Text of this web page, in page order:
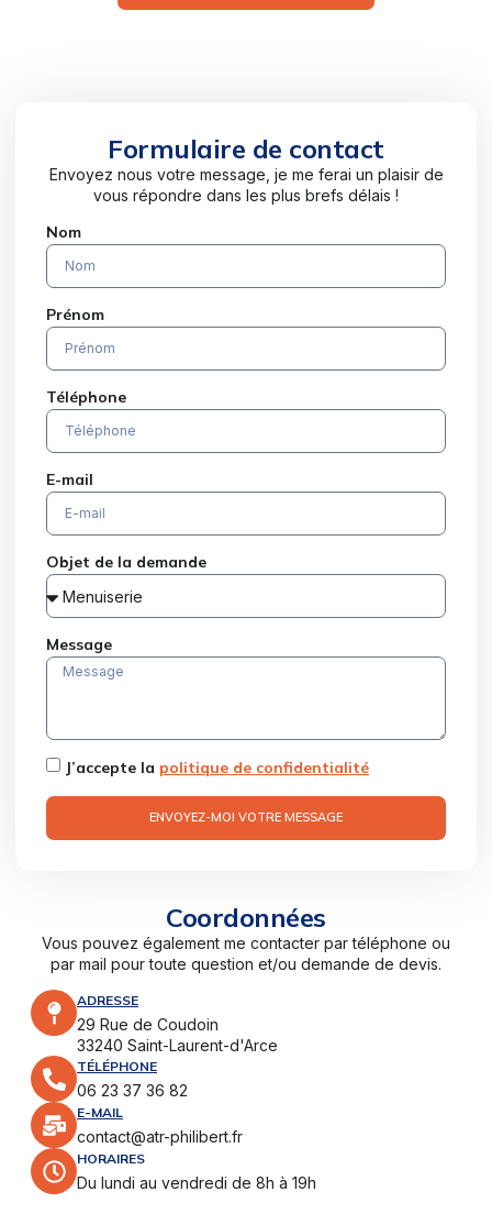
Formulaire de contact
Envoyez nous votre message, je me ferai un plaisir de
vous répondre dans les plus brefs délais !
Nom
Prénom
Téléphone
E-mail
Objet de la demande
Message
J’accepte la politique de confidentialité
ENVOYEZ-MOI VOTRE MESSAGE
Coordonnées
Vous pouvez également me contacter par téléphone ou
par mail pour toute question et/ou demande de devis.
ADRESSE
29 Rue de Coudoin
33240 Saint-Laurent-d'Arce
TÉLÉPHONE
06 23 37 36 82
E-MAIL
contact@atr-philibert.fr
HORAIRES
Du lundi au vendredi de 8h à 19h